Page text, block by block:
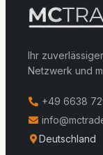
Ihr
Netzwerk und
+49 6638
Deutschland